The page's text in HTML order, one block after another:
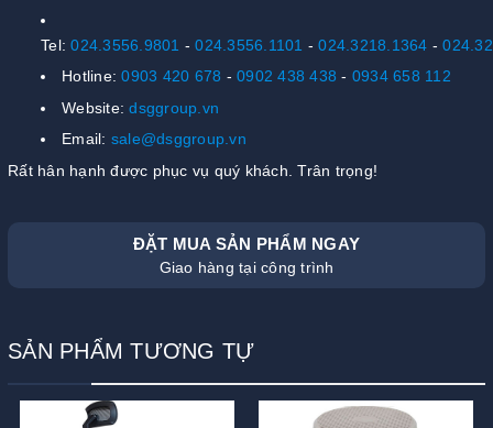
Tel:024.3556.9801 -024.3556.1101 -024.3218.1364 -
Hotline:0903 420 678 - 0902 438 438 - 0934 658 112
Website:dsggroup.vn
Email: sale@dsggroup.vn
Rất hân hạnh được phục vụ quý khách. Trân trọng!
ĐẶT MUA SẢN PHẨM NGAY
Giao hàng tại công trình
SẢN PHẨM TƯƠNG TỰ